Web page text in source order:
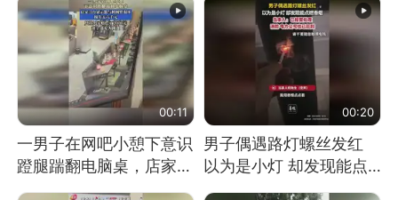
消息）
00:11
一男子在网吧小憩下意识
蹬腿踹翻电脑桌，店家3
台显示器与机械臂损坏
00:20
男子偶遇路灯螺丝发红
以为是小灯 却发现能点
燃香烟 当事人：已报警